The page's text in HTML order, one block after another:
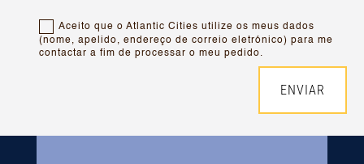
Aceito que o Atlantic Cities utilize os meus dados
(nome, apelido, endereço de correio eletrónico) para me
contactar a fim de processar o meu pedido.
ENVIAR